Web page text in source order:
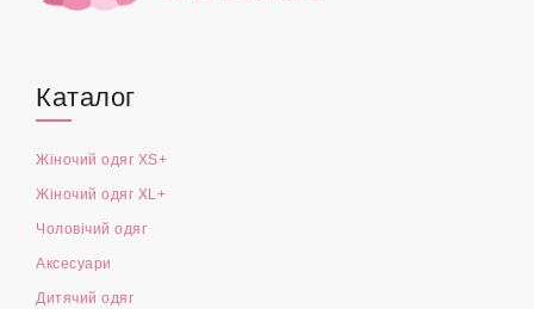
Каталог
Жіночий одяг XS+
Жіночий одяг XL+
Чоловічий одяг
Аксесуари
Дитячий одяг